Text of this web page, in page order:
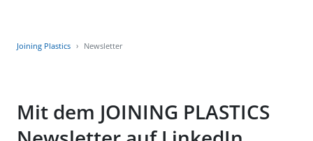
Joining Plastics Newsletter
Mit dem JOINING PLASTICS